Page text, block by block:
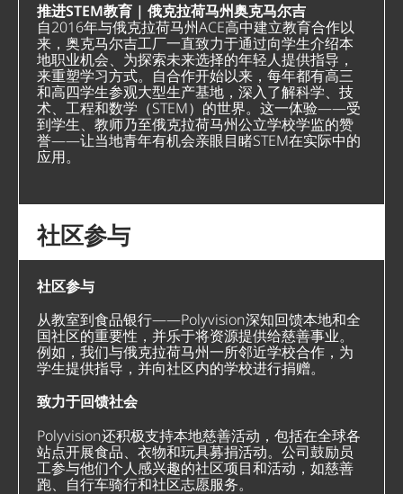
推进STEM教育 | 俄克拉荷马州奥克马尔吉
自2016年与俄克拉荷马州ACE高中建立教育合作以
来，奥克马尔吉工厂一直致力于通过向学生介绍本
地职业机会、为探索未来选择的年轻人提供指导，
来重塑学习方式。自合作开始以来，每年都有高三
和高四学生参观大型生产基地，深入了解科学、技
术、工程和数学（STEM）的世界。这一体验——受
到学生、教师乃至俄克拉荷马州公立学校学监的赞
誉——让当地青年有机会亲眼目睹STEM在实际中的
应用。
社区参与
社区参与
从教室到食品银行——Polyvision深知回馈本地和全
国社区的重要性，并乐于将资源提供给慈善事业。
例如，我们与俄克拉荷马州一所邻近学校合作，为
学生提供指导，并向社区内的学校进行捐赠。
致力于回馈社会
Polyvision还积极支持本地慈善活动，包括在全球各
站点开展食品、衣物和玩具募捐活动。公司鼓励员
工参与他们个人感兴趣的社区项目和活动，如慈善
跑、自行车骑行和社区志愿服务。